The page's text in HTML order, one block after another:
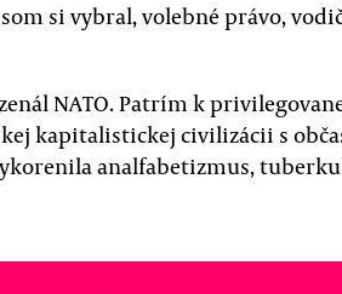
si vybral, volebné právo,
NATO. Patrím k
kapitalistickej civilizácii s
analfabetizmus,